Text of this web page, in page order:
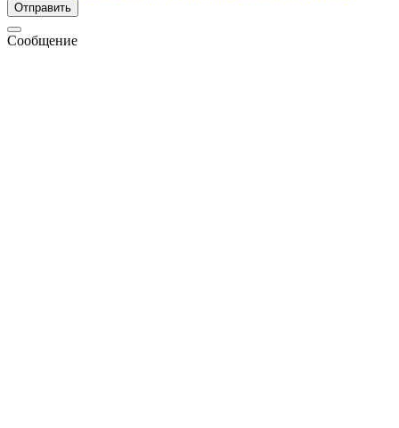
Отправить
Сообщение